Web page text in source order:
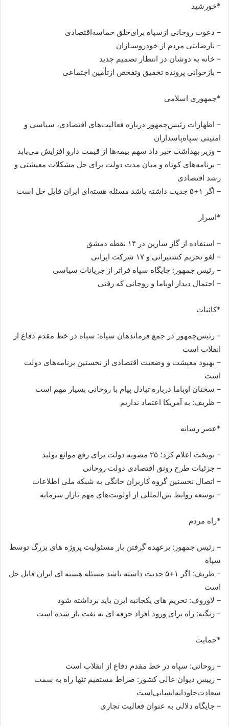
*خورشید
– دعوت روحانی ازسپاه برای‌خلق حماسه‌اقتصادی
– نارضایتی مردم از خودروسـازان
– خانه به دوشان در انتظار تصمیم جدید
– بازخوانی پرونده تحقیق وتفحص ازتأمین اجتماعی
*جمهوری اسلامی
– اظهارات رئیس‌جمهور درباره فعالیت‌های اقتصادی، سیاسی و
امنیتی سپاه‌پاسداران
– وزیر بهداشت خبر داد سهم بیمه‌ها از قیمت دارو افزایش می‌یابد
– برنامه‌های کوتاه و میان مدت دولت برای حل مشکلات معیشتی و
رشد اقتصادی
– اگر ۱+۵ جدیت داشته باشد مسئله هسته‌ای ایران قابل حل است
*اسرار
– استفاده از گاز سارین در ۱۴ نقطه دمشق
– لغو تحریم کشتیرانی و ۱۷ شرکت ایرانی
– رئیس جمهور: جایگاه سپاه فراتر از جریانات سیاسی
– احتمال دیدار اوباما و روجانی که رفتی
*کائنات
– رئیس‌جمهور در جمع فرماندهان سپاه: سپاه در خط مقدم دفاع از
انقلاب است
– بهبود معیشت و وضعیت اقتصادی از نخستین برنامه‌های دولت
است
– سخنان اوباما درباره تبادل پیام با روحانی بسیار مهم است
– ظریف: به آمریکا اعتماد نداریم
*عصر رسانه
– نوبخت اعلام کرد؛ ۳۵ مصوبه دولت برای رفع موانع تولید
– جزئیات طرح رونق اقتصادی دولت روحانی
– اتصال نخستین گروه کاربران خانگی به شبکه ملی اطلاعات
– توسعه روابط بین‌المللی از اولویت‌های مهم بازار سرمایه
*راه مردم
– رئیس جمهور: برعهده گرفتن بار مسئولیت پروژه های بزرگ توسط
سپاه
– ظریف: اگر ۱+۵ جدیت داشته باشد مسئله هسته ای ایران قابل حل
است
– لاوروف: تحریم های یکجانبه ایرن باید برداشته شود
– زنگنه: راه برای ورود افراد حرفه ای به نفت باز شده است
*حمایت
– روحانی: سپاه در خط مقدم دفاع از انقلاب است
– رییس دیوان عالی کشور: صراط مستقیم تنها راه به سمت
سعادت‌جاودانه‌انسانی‌است
– جایگاه دلالی به عنوان فعالیت تجاری